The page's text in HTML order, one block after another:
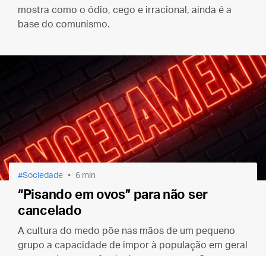
mostra como o ódio, cego e irracional, ainda é a
base do comunismo.
Sociedade 6 min
“Pisando em ovos” para não ser
cancelado
A cultura do medo põe nas mãos de um pequeno
grupo a capacidade de impor à população em geral